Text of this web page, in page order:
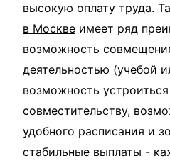
высокую оплату труда.
в Москве имеет ряд
возможность
деятельностью (учебой
возможность
совместительству,
удобного расписания и
стабильные выплаты -